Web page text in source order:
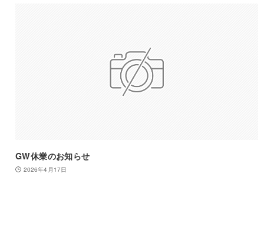
GW休業のお知らせ
2026年4月17日